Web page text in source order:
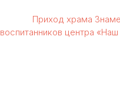
Приход храма
воспитанников центра